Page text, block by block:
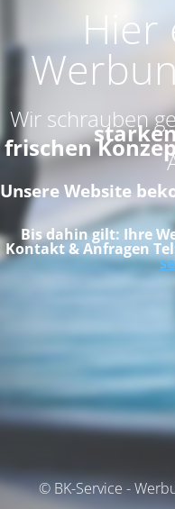
Hier
Wir schrauben
frischen
Unsere Website
Bis dahin gilt: Ihre
Kontakt & Anfragen
© BK-Service -